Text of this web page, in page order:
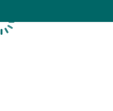
Chargement